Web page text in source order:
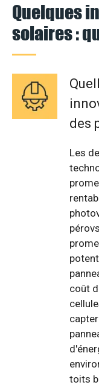
Quelques
solaires :
des
Les
coût
toits